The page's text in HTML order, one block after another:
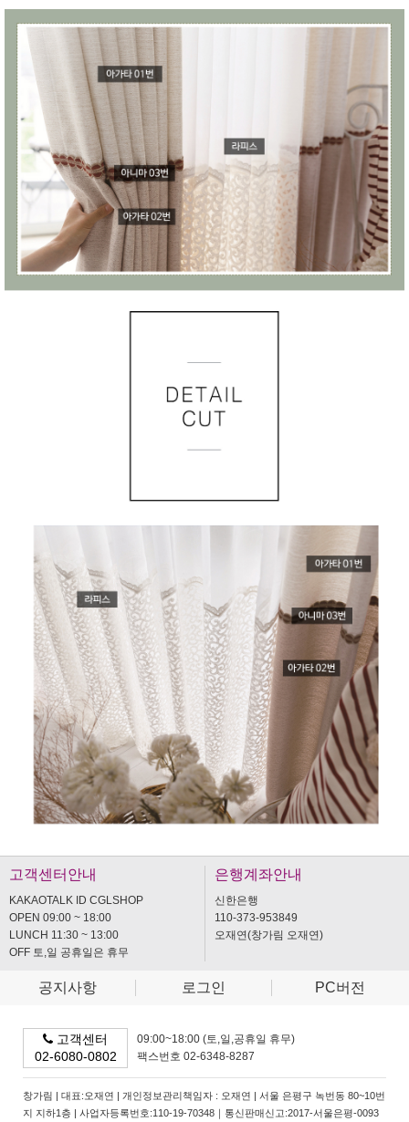
고객센터안내
KAKAOTALK ID CGLSHOP
OPEN 09:00 ~ 18:00
LUNCH 11:30 ~ 13:00
OFF 토,일 공휴일은 휴무
은행계좌안내
신한은행
110-373-953849
오재연(창가림 오재연)
공지사항 로그인 PC버전
고객센터
02-6080-0802
09:00~18:00 (토,일,공휴일 휴무)
팩스번호 02-6348-8287
창가림 | 대표:오재연 | 개인정보관리책임자 : 오재연 | 서울 은평구 녹번동 80~10번
지 지하1층 | 사업자등록번호:110-19-70348｜통신판매신고:2017-서울은평-0093